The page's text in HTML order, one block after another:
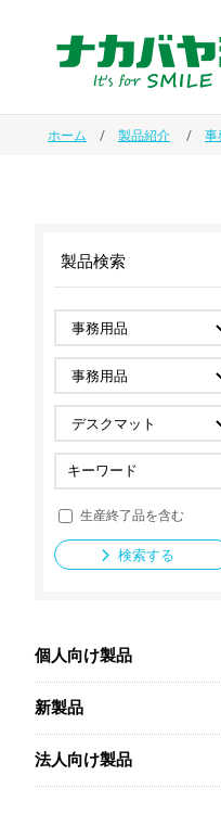
スマートフ
タブレット
セキュリテ
法人向け製品
オーダー手帳・
ドキュメントス
導入事例
IR情報
サステナビリテ
ホーム 製品紹介 事
製品検索
生産終了品を含む
検索する
個人向け製品
新製品
法人向け製品